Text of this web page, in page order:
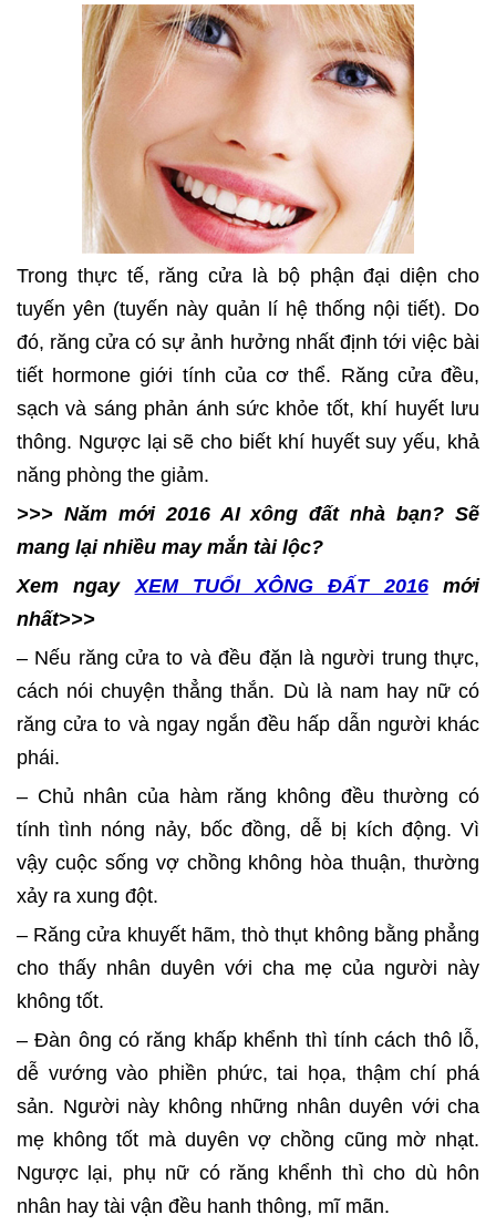
Trong thực tế, răng cửa là bộ phận đại diện cho
tuyến yên (tuyến này quản lí hệ thống nội tiết). Do
đó, răng cửa có sự ảnh hưởng nhất định tới việc bài
tiết hormone giới tính của cơ thể. Răng cửa đều,
sạch và sáng phản ánh sức khỏe tốt, khí huyết lưu
thông. Ngược lại sẽ cho biết khí huyết suy yếu, khả
năng phòng the giảm.
>>> Năm mới 2016 AI xông đất nhà bạn? Sẽ
mang lại nhiều may mắn tài lộc?
Xem ngayXEM TUỔI XÔNG ĐẤT 2016
mới
nhất>>>
– Nếu răng cửa to và đều đặn là người trung thực,
cách nói chuyện thẳng thắn. Dù là nam hay nữ có
răng cửa to và ngay ngắn đều hấp dẫn người khác
phái.
– Chủ nhân của hàm răng không đều thường có
tính tình nóng nảy, bốc đồng, dễ bị kích động. Vì
vậy cuộc sống vợ chồng không hòa thuận, thường
xảy ra xung đột.
– Răng cửa khuyết hãm, thò thụt không bằng phẳng
cho thấy nhân duyên với cha mẹ của người này
không tốt.
– Đàn ông có răng khấp khểnh thì tính cách thô lỗ,
dễ vướng vào phiền phức, tai họa, thậm chí phá
sản. Người này không những nhân duyên với cha
mẹ không tốt mà duyên vợ chồng cũng mờ nhạt.
Ngược lại, phụ nữ có răng khểnh thì cho dù hôn
nhân hay tài vận đều hanh thông, mĩ mãn.